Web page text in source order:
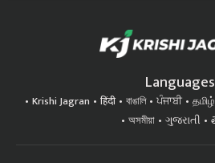
Languages
Krishi Jagran हिंदी বাঙালি ਪੰਜਾਬੀ தமிழ்
অসমীয়া
ગુજરાતી